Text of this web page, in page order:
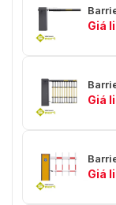
Giá
Giá
Giá